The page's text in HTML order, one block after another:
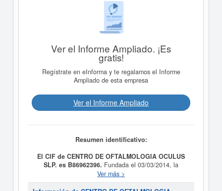
Ver el Informe Ampliado. ¡Es
gratis!
Regístrate en eInforma y te regalamos el Informe
Ampliado de esta empresa
Ver el Informe Ampliado
Resumen identificativo:
El CIF de CENTRO DE OFTALMOLOGIA OCULUS
SLP. es B86962396. Fundada el 03/03/2014, la
CENTRO DE OFTALMOLOGIA OCULUS
SLP.tiene como finalidad LA PRESTACION DE TODA
Ver más >